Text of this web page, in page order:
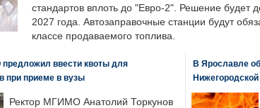
стандартов вплоть до "Евро-2". Решение будет
2027 года. Автозаправочные станции будут
классе продаваемого топлива.
ввести квоты для
при приеме в вузы
Ректор МГИМО Анатолий Торкунов
В Ярославле